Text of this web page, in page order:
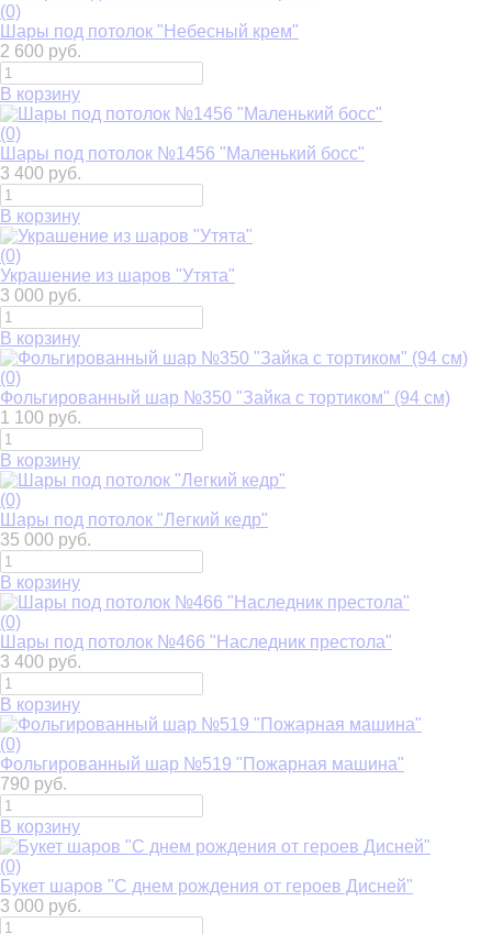
(0)
Шары под потолок "Небесный крем"
2 600 руб.
В корзину
(0)
Шары под потолок №1456 "Маленький босс"
3 400 руб.
В корзину
(0)
Украшение из шаров "Утята"
3 000 руб.
В корзину
(0)
Фольгированный шар №350 "Зайка с тортиком" (94 см)
1 100 руб.
В корзину
(0)
Шары под потолок "Легкий кедр"
35 000 руб.
В корзину
(0)
Шары под потолок №466 "Наследник престола"
3 400 руб.
В корзину
(0)
Фольгированный шар №519 "Пожарная машина"
790 руб.
В корзину
(0)
Букет шаров "С днем рождения от героев Дисней"
3 000 руб.